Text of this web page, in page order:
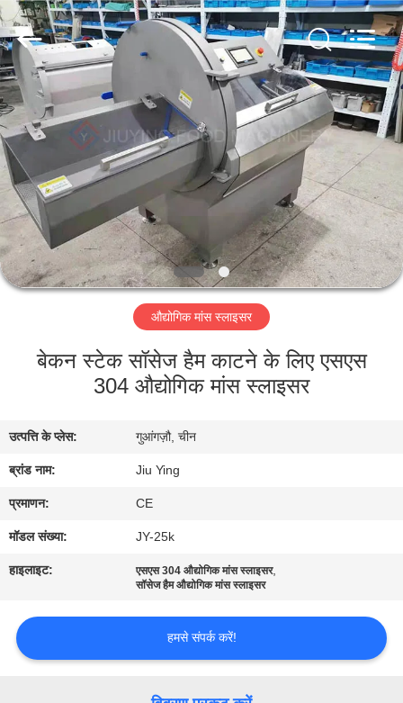
घर
उत्पाद
वी.आर.
शो
हमारे
का
दौरा
गुणवत्ता
नियंत्रण
हमसे
संपर्क
Guangzhou
Jiuying
Food
Machinery
Co.,Ltd.
All
Rights
Reserved.
औद्योगिक मांस स्लाइसर
बेकन स्टेक सॉसेज हैम काटने के लिए एसएस
304 औद्योगिक मांस स्लाइसर
उत्पत्ति के प्लेस: गुआंगज़ौ, चीन
ब्रांड नाम: Jiu Ying
प्रमाणन: CE
मॉडल संख्या: JY-25k
हाइलाइट: एसएस 304 औद्योगिक मांस स्लाइसर,
सॉसेज हैम औद्योगिक मांस स्लाइसर
हमसे संपर्क करें!